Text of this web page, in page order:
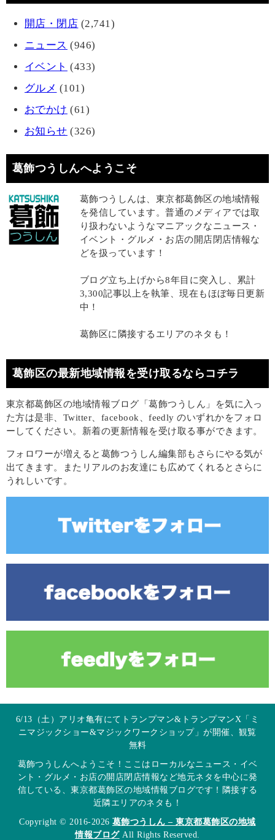
開店・閉店 (2,741)
ニュース (946)
イベント (433)
グルメ (101)
おでかけ (61)
お知らせ (326)
葛飾つうしんへようこそ
葛飾つうしんは、東京都葛飾区の地域情報
を発信しています。普通のメディアでは取
り扱わないようなマニアックなニュース・
イベント・グルメ・お店の開店閉店情報な
どを扱っています！
ブログ立ち上げから8年目に突入し、累計
3,300記事以上を執筆、現在もほぼ毎日更新
中！
葛飾区に隣接するエリアのネタも！
葛飾区の最新地域情報を受け取るならコチラ
東京都葛飾区の地域情報ブログ「葛飾つうしん」を気に入っ
た方は是非、Twitter、facebook、feedly のいずれかをフォロ
ーしてください。新着の更新情報を受け取る事ができます。
フォロワーが増えると葛飾つうしん編集部もさらにやる気が
出てきます。またリアルのお友達にも広めてくれるとさらに
うれしいです。
6/13（土）アリオ亀有にてトランプマン&トランプマンX「ミ
ニマジックショー&マジックワークショップ」が開催、観覧
無料
葛飾つうしんへようこそ！ここはローカルなニュース・イベ
ント・グルメ・お店の開店閉店情報など地元ネタを中心に発
信している、東京都葛飾区の地域情報ブログです！隣接する
近隣エリアのネタも！
Copyright © 2016-2026 葛飾つうしん – 東京都葛飾区の地域
情報ブログAll Rights Reserved.